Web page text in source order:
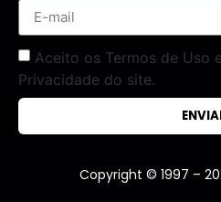
Aceito os Termos de Uso
Privacidade do site.
Copyright © 1997 –